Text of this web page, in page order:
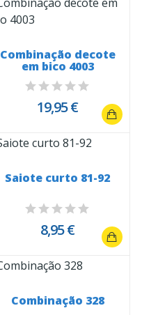
Combinação decote
em bico 4003
19,95 €
Saiote curto 81-92
8,95 €
Combinação 328